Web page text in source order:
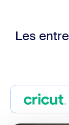
Les